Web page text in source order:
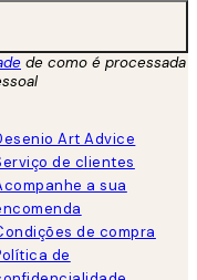
de como é processada
Art Advice
de clientes
a sua
de compra
de